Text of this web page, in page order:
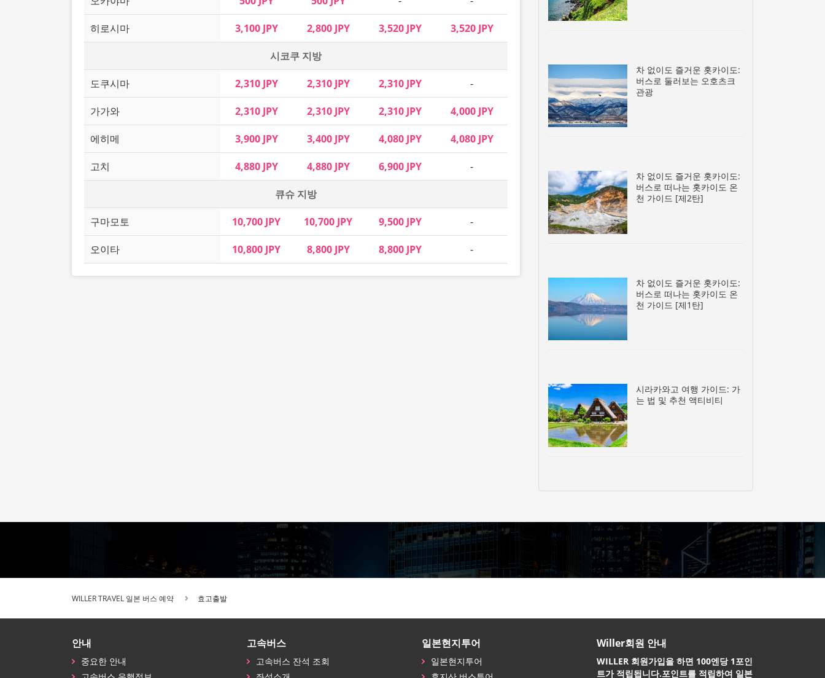
히로시마 3,100 JPY 2,800 JPY 3,520 JPY 3,520 JPY
시코쿠 지방
도쿠시마 2,310 JPY 2,310 JPY 2,310 JPY -
가가와 2,310 JPY 2,310 JPY 2,310 JPY 4,000 JPY
에히메 3,900 JPY 3,400 JPY 4,080 JPY 4,080 JPY
고치 4,880 JPY 4,880 JPY 6,900 JPY -
큐슈 지방
구마모토 10,700 JPY 10,700 JPY 9,500 JPY -
오이타 10,800 JPY 8,800 JPY 8,800 JPY -
차 없이도 즐거운 홋카이도:
버스로 둘러보는 오호츠크
관광
차 없이도 즐거운 홋카이도:
버스로 떠나는 홋카이도 온
천 가이드 [제2탄]
차 없이도 즐거운 홋카이도:
버스로 떠나는 홋카이도 온
천 가이드 [제1탄]
시라카와고 여행 가이드: 가
는 법 및 추천 액티비티
WILLER TRAVEL 일본 버스 예약 효고출발
안내
중요한 안내
고속버스
고속버스 잔석 조회
일본현지투어
일본현지투어
Willer회원 안내
WILLER 회원가입을 하면 100엔당 1포인
트가 적립됩니다.포인트를 적립하여 일본